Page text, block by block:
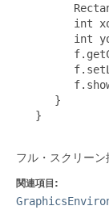
int
int
      }
   }
フル・スクリー
関連項目: